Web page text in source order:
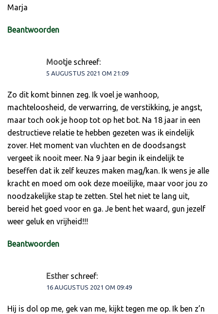
Marja
Beantwoorden
Mootje schreef:
5 AUGUSTUS 2021 OM 21:09
Zo dit komt binnen zeg. Ik voel je wanhoop,
machteloosheid, de verwarring, de verstikking, je angst,
maar toch ook je hoop tot op het bot. Na 18 jaar in een
destructieve relatie te hebben gezeten was ik eindelijk
zover. Het moment van vluchten en de doodsangst
vergeet ik nooit meer. Na 9 jaar begin ik eindelijk te
beseffen dat ik zelf keuzes maken mag/kan. Ik wens je alle
kracht en moed om ook deze moeilijke, maar voor jou zo
noodzakelijke stap te zetten. Stel het niet te lang uit,
bereid het goed voor en ga. Je bent het waard, gun jezelf
weer geluk en vrijheid!!!
Beantwoorden
Esther schreef:
16 AUGUSTUS 2021 OM 09:49
Hij is dol op me, gek van me, kijkt tegen me op. Ik ben z’n